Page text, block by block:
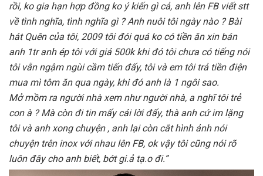
rồi, ko gia hạn hợp đồng ko ý kiến gì cả, anh lên FB viết stt
về tình nghĩa, tình nghĩa gì ? Anh nuôi tôi ngày nào ? Bài
hát Quên của tôi, 2009 tôi đói quá ko có tiền ăn xin bán
anh 1tr anh ép tôi với giá 500k khi đó tôi chưa có tiếng nói
tôi vẫn ngậm ngùi cầm tiến đấy, tôi và em tôi trả tiền điện
mua mì tôm ăn qua ngày, khi đó anh là 1 ngôi sao.
Mở mồm ra người nhà xem như người nhà, a nghĩ tôi trẻ
con à ? Mà còn đi tin mấy cái lời đấy, thà anh cứ im lặng
tôi và anh xong chuyện , anh lại còn cắt hình ảnh nói
chuyện trên inox với nhau lên FB, ok vậy tôi cũng nói rõ
luôn đây cho anh biết, bớt gi.ả tạ.o đi.”